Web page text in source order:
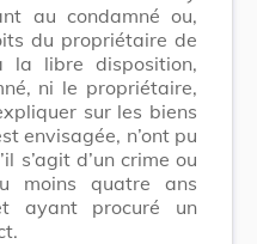
au condamné ou,
du propriétaire de
libre disposition,
ni le propriétaire,
sur les biens
envisagée, n’ont pu
s’agit d’un crime ou
moins quatre ans
ayant procuré un